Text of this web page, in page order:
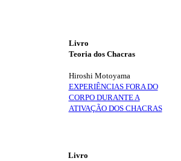
Livro
Teoria dos Chacras
Hiroshi Motoyama
EXPERIÊNCIAS FORA DO
CORPO DURANTE A
ATIVAÇÃO DOS CHACRAS
Livro